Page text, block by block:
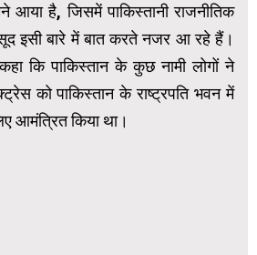
आया है, जिसमें पाकिस्तानी राजनीतिक
इसी बारे में बात करते नजर आ रहे हैं।
कहा कि पाकिस्तान के कुछ नामी लोगों ने
को पाकिस्तान के राष्ट्रपति भवन में
आमंत्रित किया था।